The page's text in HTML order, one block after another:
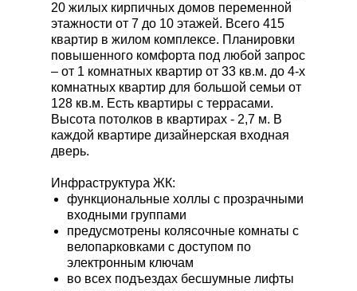
20 жилых кирпичных домов переменной
этажности от 7 до 10 этажей. Всего 415
квартир в жилом комплексе. Планировки
повышенного комфорта под любой запрос
– от 1 комнатных квартир от 33 кв.м. до 4-х
комнатных квартир для большой семьи от
128 кв.м. Есть квартиры с террасами.
Высота потолков в квартирах - 2,7 м. В
каждой квартире дизайнерская входная
дверь.
Инфраструктура ЖК:
функциональные холлы с прозрачными
входными группами
предусмотрены колясочные комнаты с
велопарковками с доступом по
электронным ключам
во всех подъездах бесшумные лифты